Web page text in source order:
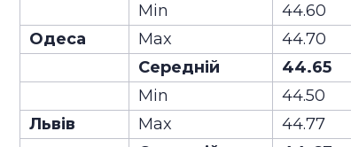
Min
44.60
Одеса
Max 44.70
Середній
44.65
Min
44.50
Львів
Max 44.77